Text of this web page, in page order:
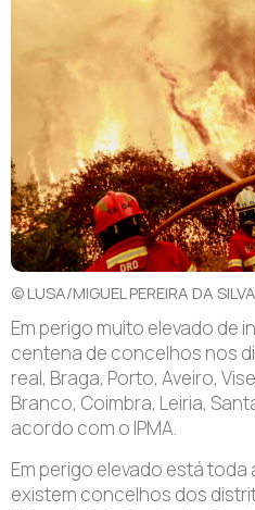
© LUSA/MIGUEL PEREIRA DA SILVA
Em perigo muito elevado de
centena de concelhos nos
real, Braga, Porto, Aveiro,
Branco, Coimbra, Leiria,
acordo com o IPMA.
Em perigo elevado está
existem concelhos dos